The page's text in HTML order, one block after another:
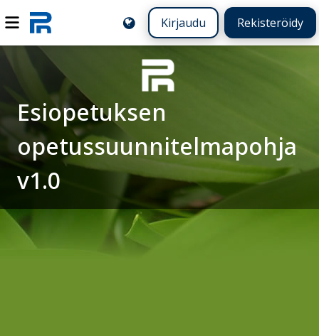
Kirjaudu Rekisteröidy
Esiopetuksen
opetussuunnitelmapohja
v1.0